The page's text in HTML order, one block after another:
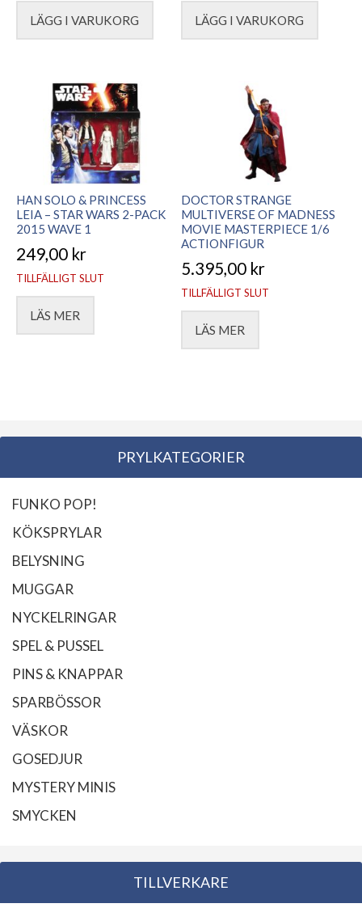
LÄGG I VARUKORG LÄGG I VARUKORG
HAN SOLO & PRINCESS
LEIA – STAR WARS 2-PACK
2015 WAVE 1
249,00 kr
TILLFÄLLIGT SLUT
LÄS MER
DOCTOR STRANGE
MULTIVERSE OF MADNESS
MOVIE MASTERPIECE 1/6
ACTIONFIGUR
5.395,00 kr
TILLFÄLLIGT SLUT
LÄS MER
PRYLKATEGORIER
FUNKO POP!
KÖKSPRYLAR
BELYSNING
MUGGAR
NYCKELRINGAR
SPEL & PUSSEL
PINS & KNAPPAR
SPARBÖSSOR
VÄSKOR
GOSEDJUR
MYSTERY MINIS
SMYCKEN
TILLVERKARE